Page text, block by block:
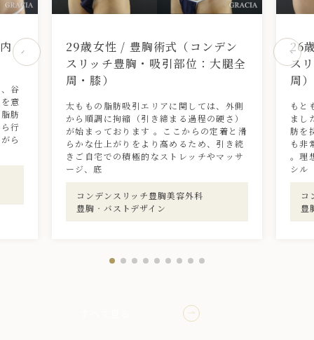
谷
意
肪
行
ら
29歳女性 / 豊胸術式（コンデン
スリッチ豊胸・吸引部位：大腿全
周・膝）
太ももの脂肪吸引エリアに関しては、外側
から順調に拘縮（引き締まる過程の硬さ）
が始まっております 。ここからの定着と滑
らかな仕上がりをより高めるため、引き続
きご自宅での積極的なストレッチやマッサ
ージ、底
コンデンスリッチ豊胸美容外科
豊胸‧バストデザイン
26
ス
周）
もと
まし
肪を
も非
。理
シル
コ
豊